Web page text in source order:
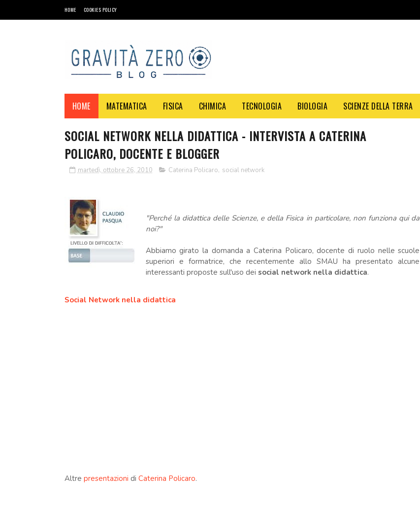
HOME COOKIES POLICY
HOME MATEMATICA FISICA CHIMICA TECNOLOGIA BIOLOGIA SCIENZE DELLA TERRA
SOCIAL NETWORK NELLA DIDATTICA - INTERVISTA A CATERINA
POLICARO, DOCENTE E BLOGGER
martedì, ottobre 26, 2010 Caterina Policaro, social network
"Perché la didattica delle Scienze, e della Fisica in particolare, non funziona qui da
noi?"
Abbiamo girato la domanda a Caterina Policaro, docente di ruolo nelle scuole
superiori e formatrice, che recentemente allo SMAU ha presentato alcune
interessanti proposte sull'uso dei social network nella didattica.
Social Network nella didattica
Altre presentazioni di Caterina Policaro.